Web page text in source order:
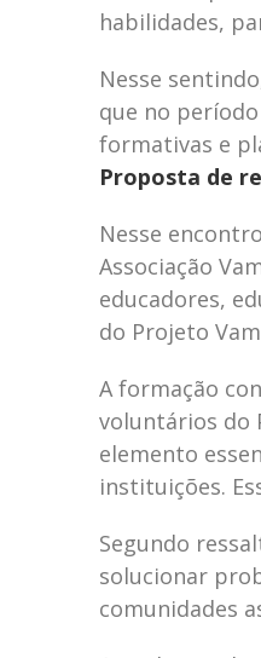
habilidades,
Nesse
que no
formativas e
Proposta de
Nesse
Associação
educadores,
do Projeto
A formação
voluntários do
elemento
instituições.
Segundo
solucionar
comunidades